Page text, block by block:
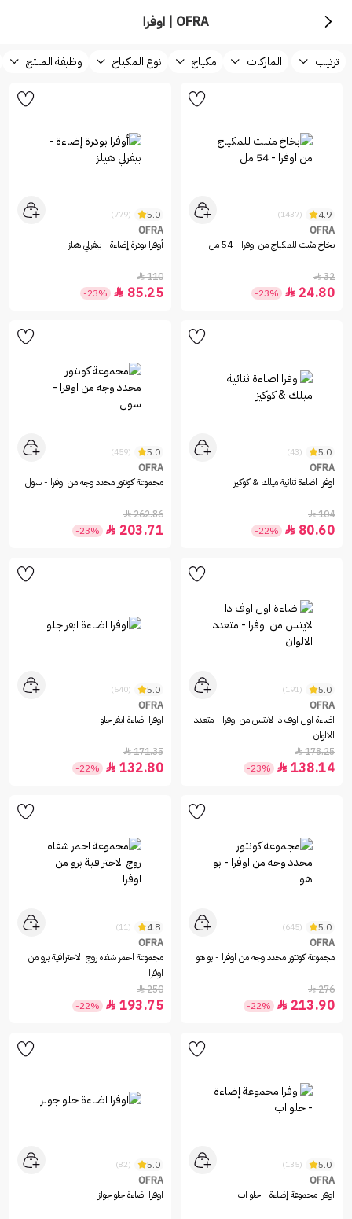
OFRA | اوفرا
ترتيب الماركات مكياج نوع المكياج وظيفة المنتج
4.9
(1437)
OFRA
بخاخ مثبت للمكياج من اوفرا - 54 مل
32

24.80

-23%
5.0
(779)
OFRA
أوفرا بودرة إضاءة - بيفرلي هيلز
110

85.25

-23%
5.0
(43)
OFRA
اوفرا اضاءة ثنائية ميلك & كوكيز
104

80.60

-22%
5.0
(459)
OFRA
مجموعة كونتور محدد وجه من اوفرا - سول
262.86

203.71

-23%
5.0
(191)
OFRA
اضاءة اول اوف ذا لايتس من اوفرا - متعدد
الالوان
178.25

138.14

-23%
5.0
(540)
OFRA
اوفرا اضاءة ايفر جلو
171.35

132.80

-22%
5.0
(645)
OFRA
مجموعة كونتور محدد وجه من اوفرا - بو هو
276

213.90

-22%
4.8
(11)
OFRA
مجموعة احمر شفاه روج الاحترافية برو من
اوفرا
250

193.75

-22%
5.0
(135)
OFRA
اوفرا مجموعة إضاءة - جلو اب
5.0
(82)
OFRA
اوفرا اضاءة جلو جولز